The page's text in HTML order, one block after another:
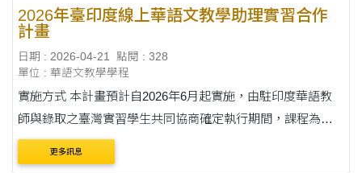
2026年臺印度線上華語文教學助理實習合作
計畫
日期 : 2026-04-21
點閱 : 328
單位 : 華語文教學學程
實施方式 本計畫預計自2026年6月起實施，由駐印度華語教
師與錄取之臺灣實習學生共同協商確定執行期間，課程為期
10週，每週1小時，授課時段由雙方協調安排。 每一臺灣華語
教師負責督導3至5名印度學生，並搭....
更多訊息